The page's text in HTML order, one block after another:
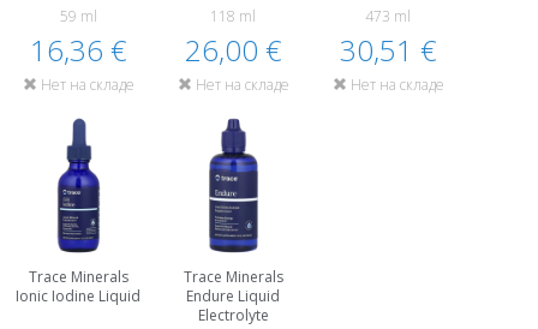
59 ml
16,36 €
Нет на складе
118 ml
26,00 €
Нет на складе
473 ml
30,51 €
Нет на складе
Trace Minerals
Ionic Iodine Liquid
Trace Minerals
Endure Liquid
Electrolyte